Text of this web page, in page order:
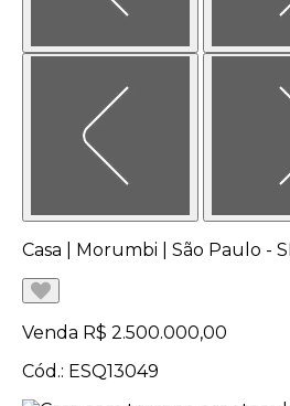
Casa | Morumbi | São Paulo -
Venda R$ 2.500.000,00
Cód.: ESQ13049